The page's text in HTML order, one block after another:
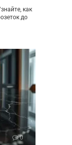
как
до
0